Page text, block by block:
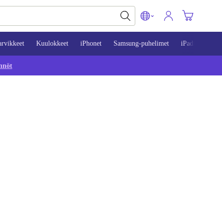
Kuulokkeet iPhonet Samsung-puhelimet iPadit